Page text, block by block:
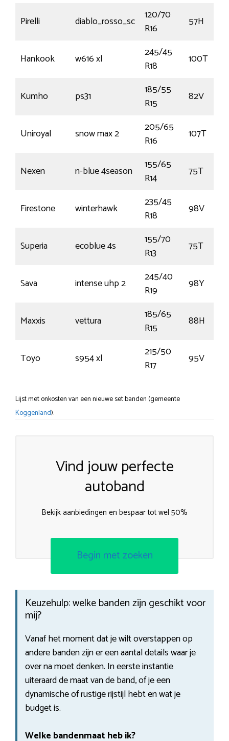
Pirelli diablo_rosso_sc
120/70
R16
57H
Hankook w616 xl
245/45
R18
100T
Kumho ps31
185/55
R15
82V
Uniroyal snow max 2
205/65
R16
107T
Nexen n-blue 4season
155/65
R14
75T
Firestone winterhawk
235/45
R18
98V
Superia ecoblue 4s
155/70
R13
75T
Sava intense uhp 2
245/40
R19
98Y
Maxxis vettura
185/65
R15
88H
Toyo s954 xl
215/50
R17
95V
Lijst met onkosten van een nieuwe set banden (gemeente
Koggenland).
Vind jouw perfecte
autoband
Bekijk aanbiedingen en bespaar tot wel 50%
Begin met zoeken
Keuzehulp: welke banden zijn geschikt voor
mij?
Vanaf het moment dat je wilt overstappen op
andere banden zijn er een aantal details waar je
over na moet denken. In eerste instantie
uiteraard de maat van de band, of je een
dynamische of rustige rijstijl hebt en wat je
budget is.
Welke bandenmaat heb ik?